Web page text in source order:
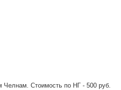
Стоимость по НГ - 500 руб.